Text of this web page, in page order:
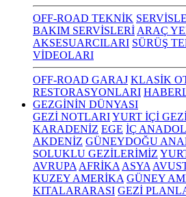
OFF-ROAD TEKNİK
BAKIM SERVİSLERİ ARAÇ
AKSESUARCILARI SÜRÜŞ
VİDEOLARI
OFF-ROAD GARAJ KLASİK
RESTORASYONLARI
GEZGİNİN DÜNYASI
GEZİ NOTLARIYURT İÇİ
KARADENİZ EGE İÇ
AKDENİZ GÜNEYDOĞU
SOLUKLU GEZİLERİMİZ
AVRUPA AFRİKA ASYA
KUZEY AMERİKA GÜNEY
KITALARARASI GEZİ